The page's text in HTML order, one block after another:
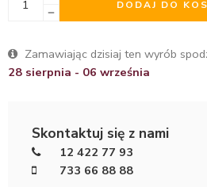
DODAJ DO
Zamawiając dzisiaj ten wyrób
28 sierpnia - 06 września
Skontaktuj się z nami
12 422 77 93
733 66 88 88